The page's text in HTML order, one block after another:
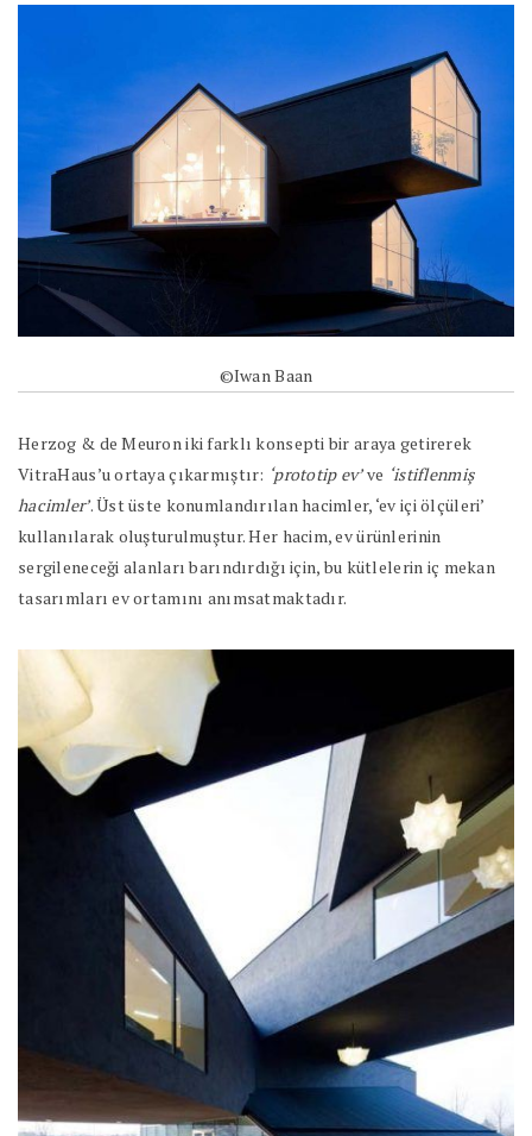
©Iwan Baan
Herzog & de Meuron iki farklı konsepti bir araya getirerek
VitraHaus’u ortaya çıkarmıştır: ‘prototip ev’ve ‘istiflenmiş
hacimler’. Üst üste konumlandırılan hacimler, ‘ev içi ölçüleri’
kullanılarak oluşturulmuştur. Her hacim, ev ürünlerinin
sergileneceği alanları barındırdığı için, bu kütlelerin iç mekan
tasarımları ev ortamını anımsatmaktadır.